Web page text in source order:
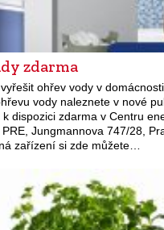
zdarma
ohřev vody v
vody naleznete v nové
k dispozici zdarma v Centru
Jungmannova 747/28,
zařízení si zde můžete…